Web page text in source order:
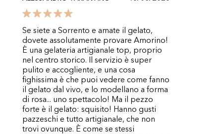
Se siete a Sorrento e amate il gelato,
dovete assolutamente provare Amorino!
È una gelateria artigianale top, proprio
nel centro storico. Il servizio è super
pulito e accogliente, e una cosa
fighissima è che puoi vedere come fanno
il gelato dal vivo, e lo modellano a forma
di rosa... uno spettacolo! Ma il pezzo
forte è il gelato: squisito! Hanno gusti
pazzeschi e tutto artigianale, che non
trovi ovunque. È come se stessi